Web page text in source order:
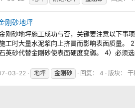
刚砂地坪
刚砂地坪施工成功与否，关键要注意以下事
工时大量水泥浆向上挤冒而影响表面质量。
英砂代替金刚砂使表面硬度变弱。 4）必须
03-22 地坪 金刚砂 回复： 4 版块： 干